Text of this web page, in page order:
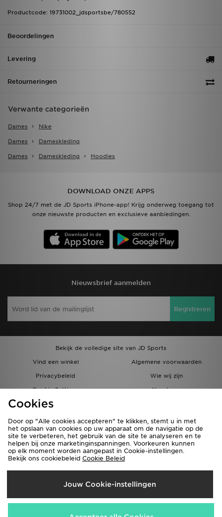
Productcode: 19731002_jdsportsbe/780552
Beoordelingen
Levering
Retourneringen
Verwante categorieën
Dames Nike
Dames Dameskleding
Dames Dameskleding Hoodies
DOWNLOAD ONZE APPS
Shop 24/7 met de JD Sports iPhone-app! Krijg onderweg toegang tot
onze nieuwste producten en exclusieve aanbiedingen.
Nieuwsbrief aanmelden
Registreren
Bekijk de volledige site van JD Sports
Vind een winkel
Algemene voorwaarden
Privacybeleid
Wie wij zijn
Cookie Settings
Vacatures
Bestellingen en Levering
Verzenden Naar
België
Wij accepteren de volgende betaalmethoden
Cookies
Door op "Alle cookies accepteren" te klikken, stemt u in met
het opslaan van cookies op uw apparaat om de navigatie op de
site te verbeteren, het gebruik van de site te analyseren en te
helpen bij onze marketinginspanningen. Voorkeuren kunnen
op elk moment worden aangepast in Cookie-instellingen.
Bekijk ons cookiebeleid Cookie Beleid
Jouw Cookie-instellingen